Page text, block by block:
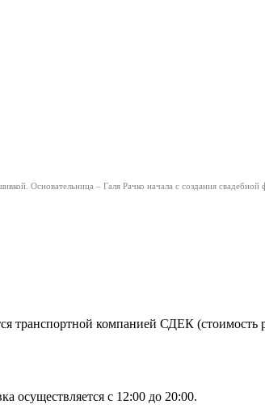
Основательница – Галя Рачко начала с создания
компанией СДЕК (стоимость
осуществляется с 12:00 до 20:00.